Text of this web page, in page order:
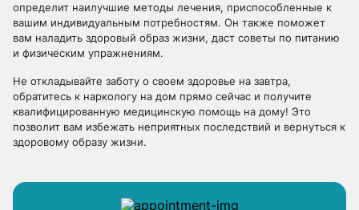
определит наилучшие методы лечения, приспособленные к
вашим индивидуальным потребностям. Он также поможет
вам наладить здоровый образ жизни, даст советы по питанию
и физическим упражнениям.
Не откладывайте заботу о своем здоровье на завтра,
обратитесь к наркологу на дом прямо сейчас и получите
квалифицированную медицинскую помощь на дому! Это
позволит вам избежать неприятных последствий и вернуться к
здоровому образу жизни.